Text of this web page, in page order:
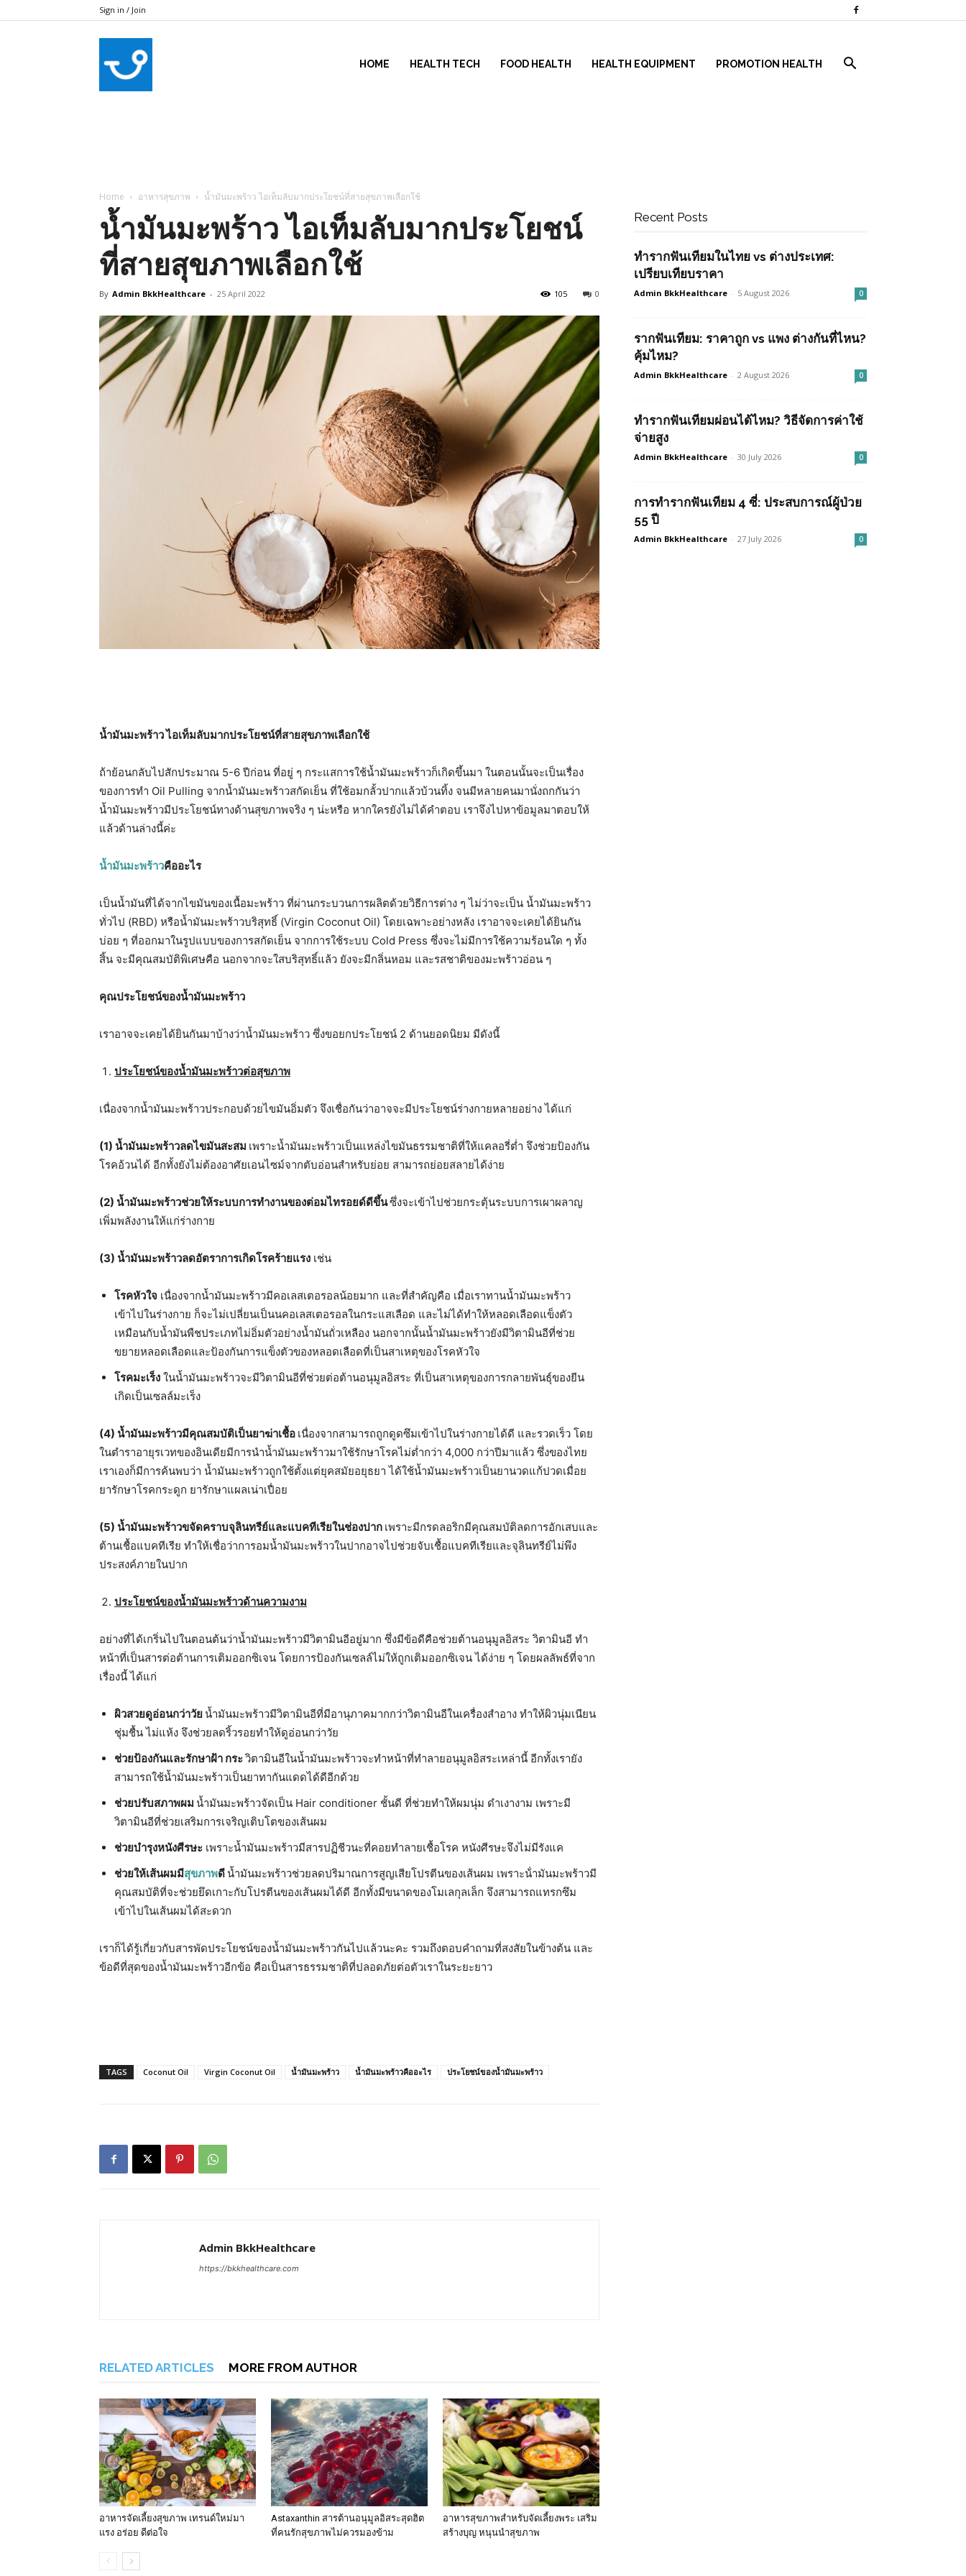
Sign in / Join
HOME HEALTH TECH FOOD HEALTH HEALTH EQUIPMENT PROMOTION HEALTH
Home อาหารสุขภาพ น้ำมันมะพร้าว ไอเท็มลับมากประโยชน์ที่สายสุขภาพเลือกใช้
น้ำมันมะพร้าว ไอเท็มลับมากประโยชน์
ที่สายสุขภาพเลือกใช้
By Admin BkkHealthcare - 25 April 2022 0
105
น้ำมันมะพร้าว ไอเท็มลับมากประโยชน์ที่สายสุขภาพเลือกใช้
ถ้าย้อนกลับไปสักประมาณ 5-6 ปีก่อน ที่อยู่ ๆ กระแสการใช้น้ำมันมะพร้าวก็เกิดขึ้นมา ในตอนนั้นจะเป็นเรื่อง
ของการทำ Oil Pulling จากน้ำมันมะพร้าวสกัดเย็น ที่ใช้อมกลั้วปากแล้วบ้วนทิ้ง จนมีหลายคนมานั่งถกกันว่า
น้ำมันมะพร้าวมีประโยชน์ทางด้านสุขภาพจริง ๆ น่ะหรือ หากใครยังไม่ได้คำตอบ เราจึงไปหาข้อมูลมาตอบให้
แล้วด้านล่างนี้ค่ะ
น้ำมันมะพร้าวคืออะไร
เป็นน้ำมันที่ได้จากไขมันของเนื้อมะพร้าว ที่ผ่านกระบวนการผลิตด้วยวิธีการต่าง ๆ ไม่ว่าจะเป็น น้ำมันมะพร้าว
ทั่วไป (RBD) หรือน้ำมันมะพร้าวบริสุทธิ์ (Virgin Coconut Oil) โดยเฉพาะอย่างหลัง เราอาจจะเคยได้ยินกัน
บ่อย ๆ ที่ออกมาในรูปแบบของการสกัดเย็น จากการใช้ระบบ Cold Press ซึ่งจะไม่มีการใช้ความร้อนใด ๆ ทั้ง
สิ้น จะมีคุณสมบัติพิเศษคือ นอกจากจะใสบริสุทธิ์แล้ว ยังจะมีกลิ่นหอม และรสชาติของมะพร้าวอ่อน ๆ
คุณประโยชน์ของน้ำมันมะพร้าว
เราอาจจะเคยได้ยินกันมาบ้างว่าน้ำมันมะพร้าว ซึ่งขอยกประโยชน์ 2 ด้านยอดนิยม มีดังนี้
ประโยชน์ของน้ำมันมะพร้าวต่อสุขภาพ
เนื่องจากน้ำมันมะพร้าวประกอบด้วยไขมันอิ่มตัว จึงเชื่อกันว่าอาจจะมีประโยชน์ร่างกายหลายอย่าง ได้แก่
(1) น้ำมันมะพร้าวลดไขมันสะสม เพราะน้ำมันมะพร้าวเป็นแหล่งไขมันธรรมชาติที่ให้แคลอรี่ต่ำ จึงช่วยป้องกัน
โรคอ้วนได้ อีกทั้งยังไม่ต้องอาศัยเอนไซม์จากตับอ่อนสำหรับย่อย สามารถย่อยสลายได้ง่าย
(2) น้ำมันมะพร้าวช่วยให้ระบบการทำงานของต่อมไทรอยด์ดีขึ้นซึ่งจะเข้าไปช่วยกระตุ้นระบบการเผาผลาญ
เพิ่มพลังงานให้แก่ร่างกาย
(3) น้ำมันมะพร้าวลดอัตราการเกิดโรคร้ายแรง เช่น
โรคหัวใจ เนื่องจากน้ำมันมะพร้าวมีคอเลสเตอรอลน้อยมาก และที่สําคัญคือ เมื่อเราทานน้ำมันมะพร้าว
เข้าไปในร่างกาย ก็จะไม่เปลี่ยนเป็นนคอเลสเตอรอลในกระแสเลือด และไม่ได้ทําให้หลอดเลือดแข็งตัว
เหมือนกับน้ำมันพืชประเภทไม่อิ่มตัวอย่างน้ำมันถั่วเหลือง นอกจากนั้นน้ำมันมะพร้าวยังมีวิตามินอีที่ช่วย
ขยายหลอดเลือดและป้องกันการแข็งตัวของหลอดเลือดที่เป็นสาเหตุของโรคหัวใจ
โรคมะเร็ง ในน้ำมันมะพร้าวจะมีวิตามินอีที่ช่วยต่อต้านอนุมูลอิสระ ที่เป็นสาเหตุของการกลายพันธุ์ของยีน
เกิดเป็นเซลล์มะเร็ง
(4) น้ำมันมะพร้าวมีคุณสมบัติเป็นยาฆ่าเชื้อ เนื่องจากสามารถถูกดูดซึมเข้าไปในร่างกายได้ดี และรวดเร็ว โดย
ในตำราอายุรเวทของอินเดียมีการนำน้ำมันมะพร้าวมาใช้รักษาโรคไม่ต่ำกว่า 4,000 กว่าปีมาแล้ว ซึ่งของไทย
เราเองก็มีการค้นพบว่า น้ำมันมะพร้าวถูกใช้ตั้งแต่ยุคสมัยอยุธยา ได้ใช้น้ำมันมะพร้าวเป็นยานวดแก้ปวดเมื่อย
ยารักษาโรคกระดูก ยารักษาแผลเน่าเปื่อย
(5) น้ำมันมะพร้าวขจัดคราบจุลินทรีย์และแบคทีเรียในช่องปาก เพราะมีกรดลอริกมีคุณสมบัติลดการอักเสบและ
ต้านเชื้อแบคทีเรีย ทำให้เชื่อว่าการอมน้ำมันมะพร้าวในปากอาจไปช่วยจับเชื้อแบคทีเรียและจุลินทรีย์ไม่พึง
ประสงค์ภายในปาก
ประโยชน์ของน้ำมันมะพร้าวด้านความงาม
อย่างที่ได้เกริ่นไปในตอนต้นว่าน้ำมันมะพร้าวมีวิตามินอีอยู่มาก ซึ่งมีข้อดีคือช่วยต้านอนุมูลอิสระ วิตามินอี ทํา
หน้าที่เป็นสารต่อต้านการเติมออกซิเจน โดยการป้องกันเซลล์ไม่ให้ถูกเติมออกซิเจน ได้ง่าย ๆ โดยผลลัพธ์ที่จาก
เรื่องนี้ ได้แก่
ผิวสวยดูอ่อนกว่าวัยน้ำมันมะพร้าวมีวิตามินอีที่มีอานุภาคมากกว่าวิตามินอีในเครื่องสําอาง ทำให้ผิวนุ่มเนียน
ชุ่มชื้น ไม่แห้ง จึงช่วยลดริ้วรอยทำให้ดูอ่อนกว่าวัย
ช่วยป้องกันและรักษาฝ้า กระวิตามินอีในน้ำมันมะพร้าวจะทําหน้าที่ทําลายอนุมูลอิสระเหล่านี้ อีกทั้งเรายัง
สามารถใช้น้ำมันมะพร้าวเป็นยาทากันแดดได้ดีอีกด้วย
ช่วยปรับสภาพผม น้ำมันมะพร้าวจัดเป็น Hair conditioner ชั้นดี ที่ช่วยทําให้ผมนุ่ม ดําเงางาม เพราะมี
วิตามินอีที่ช่วยเสริมการเจริญเติบโตของเส้นผม
ช่วยบำรุงหนังศีรษะ เพราะน้ำมันมะพร้าวมีสารปฏิชีวนะที่คอยทําลายเชื้อโรค หนังศีรษะจึงไม่มีรังแค
ช่วยให้เส้นผมมีสุขภาพดีน้ำมันมะพร้าวช่วยลดปริมาณการสูญเสียโปรตีนของเส้นผม เพราะน้ํามันมะพร้าวมี
คุณสมบัติที่จะช่วยยึดเกาะกับโปรตีนของเส้นผมได้ดี อีกทั้งมีขนาดของโมเลกุลเล็ก จึงสามารถแทรกซึม
เข้าไปในเส้นผมได้สะดวก
เราก็ได้รู้เกี่ยวกับสารพัดประโยชน์ของน้ำมันมะพร้าวกันไปแล้วนะคะ รวมถึงตอบคำถามที่สงสัยในข้างต้น และ
ข้อดีที่สุดของน้ำมันมะพร้าวอีกข้อ คือเป็นสารธรรมชาติที่ปลอดภัยต่อตัวเราในระยะยาว
TAGS Coconut Oil Virgin Coconut Oil น้ำมันมะพร้าว น้ำมันมะพร้าวคืออะไร ประโยชน์ของน้ำมันมะพร้าว
Admin BkkHealthcare
https://bkkhealthcare.com
RELATED ARTICLES MORE FROM AUTHOR
อาหารจัดเลี้ยงสุขภาพ เทรนด์ใหม่มา
แรง อร่อย ดีต่อใจ
Astaxanthin สารต้านอนุมูลอิสระสุดฮิต
ที่คนรักสุขภาพไม่ควรมองข้าม
อาหารสุขภาพสำหรับจัดเลี้ยงพระ เสริม
สร้างบุญ หนุนนำสุขภาพ
Recent Posts
ทำรากฟันเทียมในไทย vs ต่างประเทศ:
เปรียบเทียบราคา
Admin BkkHealthcare - 5 August 2026 0
รากฟันเทียม: ราคาถูก vs แพง ต่างกันที่ไหน?
คุ้มไหม?
Admin BkkHealthcare - 2 August 2026 0
ทำรากฟันเทียมผ่อนได้ไหม? วิธีจัดการค่าใช้
จ่ายสูง
Admin BkkHealthcare - 30 July 2026 0
การทำรากฟันเทียม 4 ซี่: ประสบการณ์ผู้ป่วย
55 ปี
Admin BkkHealthcare - 27 July 2026 0